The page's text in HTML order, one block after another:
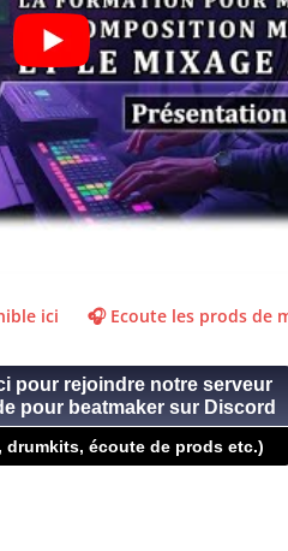
ici 🎧 Ecoute les prods de
pour rejoindre notre serveur
pour beatmaker sur Discord
drumkits, écoute de prods etc.)